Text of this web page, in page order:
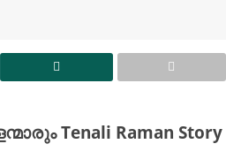
Tenali Raman Story